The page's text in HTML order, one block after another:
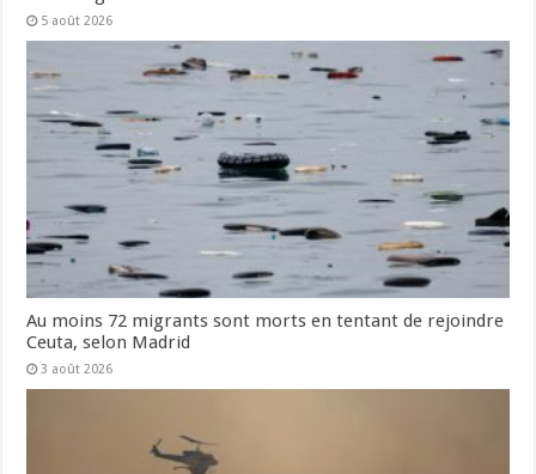
5 août 2026
Au moins 72 migrants sont morts en tentant de rejoindre
Ceuta, selon Madrid
3 août 2026